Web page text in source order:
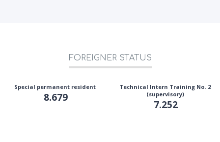
FOREIGNER STATUS
Special permanent resident
8.679
Technical Intern Training No. 2
(supervisory)
7.252